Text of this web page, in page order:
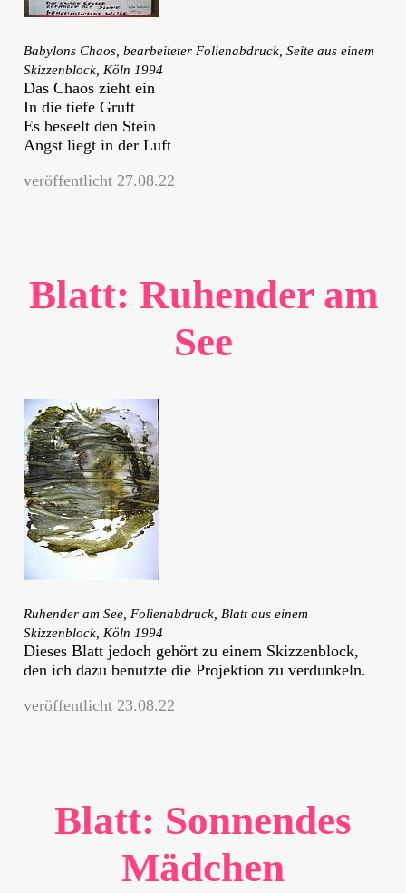
Babylons Chaos, bearbeiteter Folienabdruck, Seite aus einem
Skizzenblock, Köln 1994
Das Chaos zieht ein
In die tiefe Gruft
Es beseelt den Stein
Angst liegt in der Luft
veröffentlicht 27.08.22
Blatt: Ruhender am
See
Ruhender am See, Folienabdruck, Blatt aus einem
Skizzenblock, Köln 1994
Dieses Blatt jedoch gehört zu einem Skizzenblock,
den ich dazu benutzte die Projektion zu verdunkeln.
veröffentlicht 23.08.22
Blatt: Sonnendes
Mädchen